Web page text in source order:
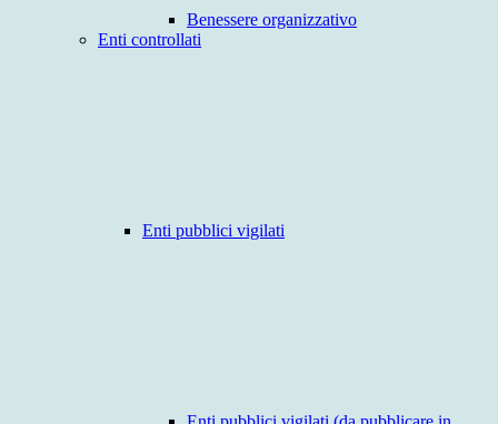
Benessere organizzativo
Enti controllati
Enti pubblici vigilati